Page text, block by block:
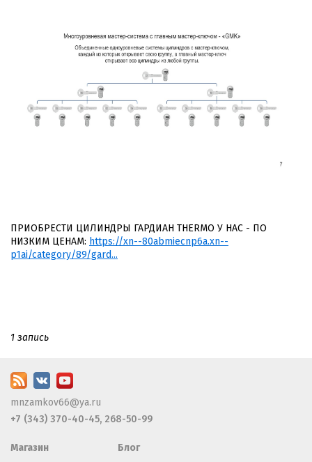
ПРИОБРЕСТИ ЦИЛИНДРЫ ГАРДИАН THERMO У НАС - ПО
НИЗКИМ ЦЕНАМ: https://xn--80abmiecnp6a.xn--
p1ai/category/89/gard...
1 запись
mnzamkov66@ya.ru
+7 (343) 370-40-45, 268-50-99
Магазин Блог